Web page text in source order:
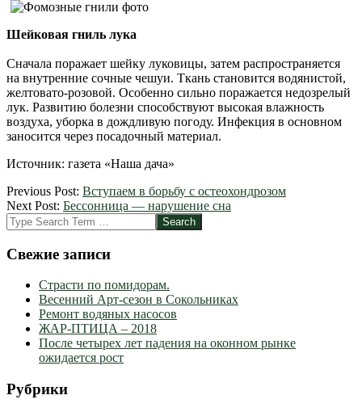
Шейковая гниль лука
Сначала поражает шейку луковицы, затем распространяется
на внутренние сочные чешуи. Ткань становится водянистой,
желтовато-розовой. Особенно сильно поражается недозрелый
лук. Развитию болезни способствуют высокая влажность
воздуха, уборка в дождливую погоду. Инфекция в основном
заносится через посадочный материал.
Источник: газета «Наша дача»
2012-
09-
17
Previous Post: Вступаем в борьбу с остеохондрозом
Next Post: Бессонница — нарушение сна
Search
Свежие записи
Страсти по помидорам.
Весенний Арт-сезон в Сокольниках
Ремонт водяных насосов
ЖАР-ПТИЦА – 2018
После четырех лет падения на оконном рынке
ожидается рост
Рубрики